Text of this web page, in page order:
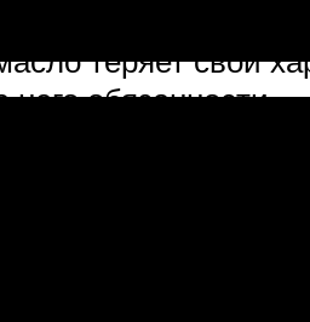
смазочное
теряет свои
обязанности.
функционируют в
строя. Первыми